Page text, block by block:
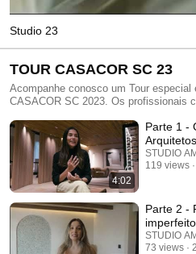
Studio 23
TOUR CASACOR SC 23
Acompanhe conosco um Tour
CASACOR SC 2023. Os profissionais contam detalhes sobre o conceito
obra.
4:02
Parte 1 -
Arquitetos
STUDIO
119 views
Parte 2 -
STUDIO
73 views